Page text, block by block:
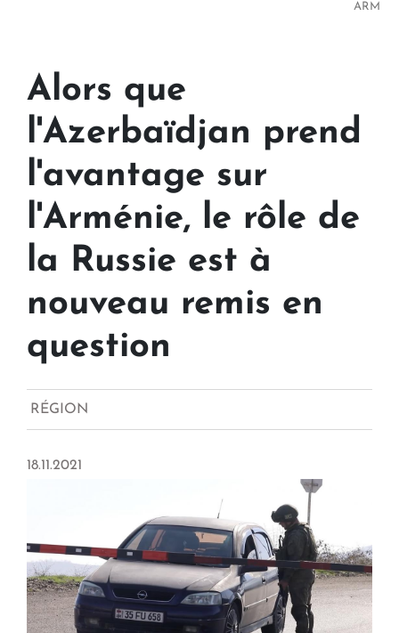
ARM
Alors que
l'Azerbaïdjan prend
l'avantage sur
l'Arménie, le rôle de
la Russie est à
nouveau remis en
question
RÉGION
18.11.2021